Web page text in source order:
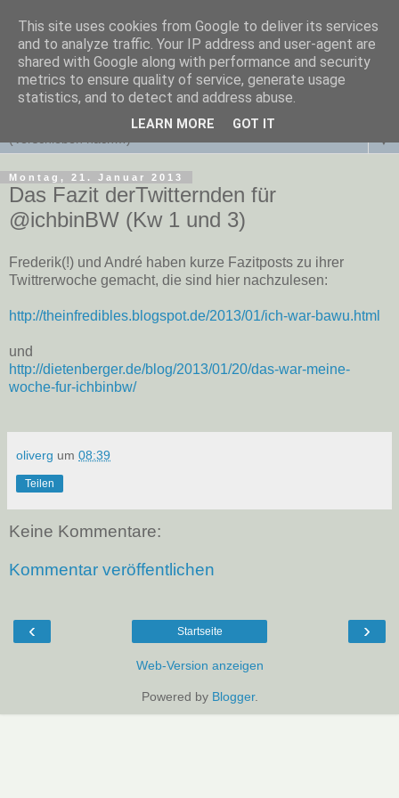
▼
Montag, 21. Januar 2013
Das Fazit derTwitternden für
@ichbinBW (Kw 1 und 3)
Frederik(!) und André haben kurze Fazitposts zu ihrer
Twittrerwoche gemacht, die sind hier nachzulesen:
http://theinfredibles.blogspot.de/2013/01/ich-war-bawu.html
und
http://dietenberger.de/blog/2013/01/20/das-war-meine-
woche-fur-ichbinbw/
oliverg um 08:39
Teilen
Keine Kommentare:
Kommentar veröffentlichen
‹ ›
Startseite
Web-Version anzeigen
Powered by Blogger.
This site uses cookies from Google to deliver its services
and to analyze traffic. Your IP address and user-agent are
shared with Google along with performance and security
metrics to ensure quality of service, generate usage
statistics, and to detect and address abuse.
LEARN MORE GOT IT